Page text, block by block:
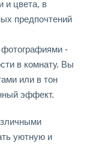
и цвета, в
предпочтений
-
в комнату. Вы
или в тон
эффект.
уютную и